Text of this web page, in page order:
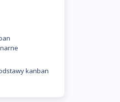
kanban